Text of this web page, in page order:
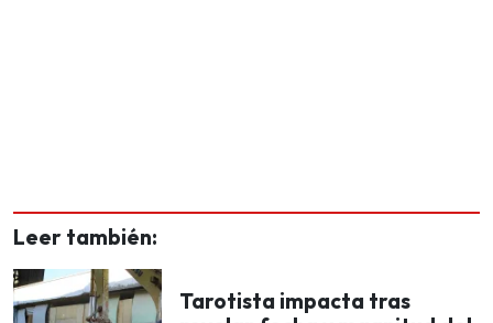
Leer también:
Tarotista impacta tras